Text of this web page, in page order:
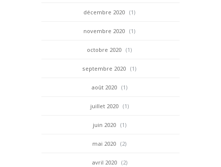
décembre 2020 (1)
novembre 2020 (1)
octobre 2020 (1)
septembre 2020 (1)
août 2020 (1)
juillet 2020 (1)
juin 2020 (1)
mai 2020 (2)
avril 2020 (2)